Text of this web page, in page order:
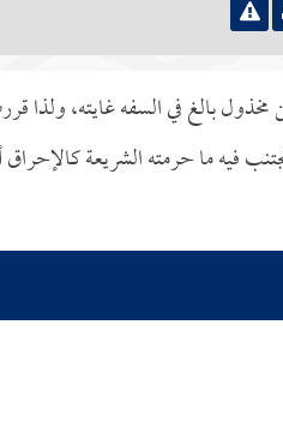
بالغ في السفه غايته، ولذا
فيه ما حرمته الشريعة